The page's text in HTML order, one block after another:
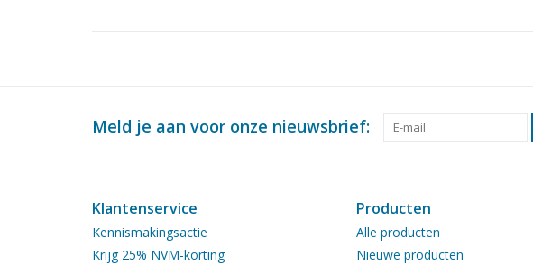
Meld je aan voor onze nieuwsbrief:
Klantenservice
Kennismakingsactie
Krijg 25% NVM-korting
Producten
Alle producten
Nieuwe producten